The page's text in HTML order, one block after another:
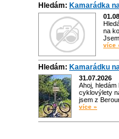
Hledám: Kamarádka
na
více
Hledám: Kamarádku
31.07.2026
Ahoj,
cyklovýlety
jsem z
více »